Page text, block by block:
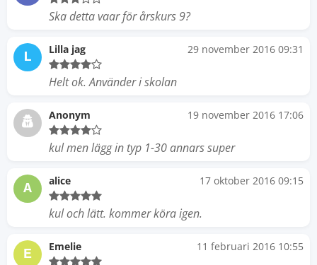
Ska detta vaar för årskurs 9?
L Lilla jag 29 november 2016 09:31
Helt ok. Använder i skolan
Anonym 19 november 2016 17:06
kul men lägg in typ 1-30 annars super
A alice 17 oktober 2016 09:15
kul och lätt. kommer köra igen.
E Emelie 11 februari 2016 10:55